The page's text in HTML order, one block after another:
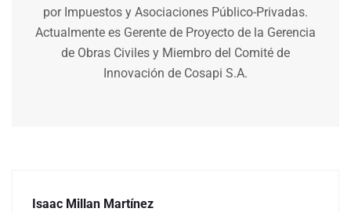
por Impuestos y Asociaciones Público-Privadas.
Actualmente es Gerente de Proyecto de la Gerencia
de Obras Civiles y Miembro del Comité de
Innovación de Cosapi S.A.
Isaac Millan Martínez